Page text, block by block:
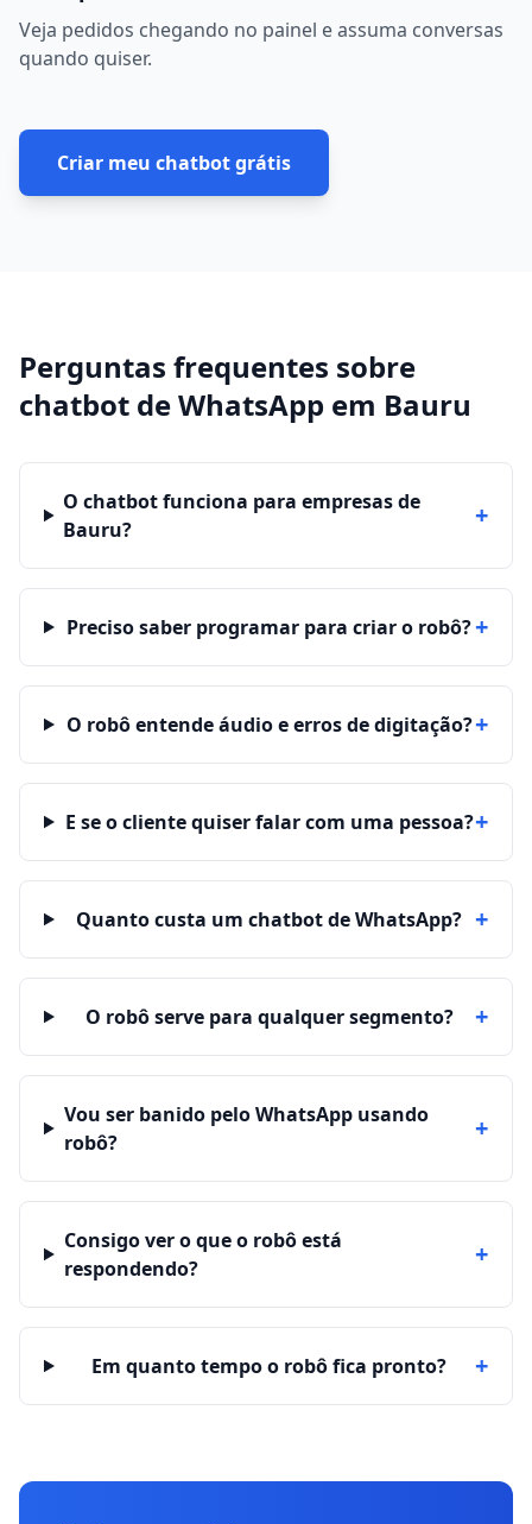
Veja pedidos chegando no painel e assuma conversas
quando quiser.
Criar meu chatbot grátis
Perguntas frequentes sobre
chatbot de WhatsApp em Bauru
O chatbot funciona para empresas de
Bauru?
+
Preciso saber programar para criar o robô?+
O robô entende áudio e erros de digitação?+
E se o cliente quiser falar com uma pessoa?+
Quanto custa um chatbot de WhatsApp? +
O robô serve para qualquer segmento? +
Vou ser banido pelo WhatsApp usando
robô?
+
Consigo ver o que o robô está
respondendo?
+
Em quanto tempo o robô fica pronto? +